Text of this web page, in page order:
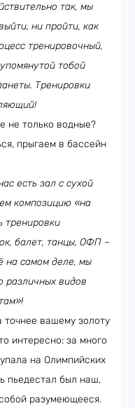
так, мы
ни пройти, как
тренировочный,
тобой
Тренировки
не только водные?
прыгаем в бассейн
есть зал с сухой
композицию «на
тренировки
балет, танцы, ОФП –
на самом деле, мы
различных видов
точнее вашему золоту
интересно: за много
на Олимпийских
пьедестал был наш,
разумеющееся.